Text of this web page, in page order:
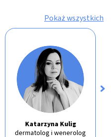
Pokaż wszystkich
Katarzyna Kulig
dermatolog i wenerolog